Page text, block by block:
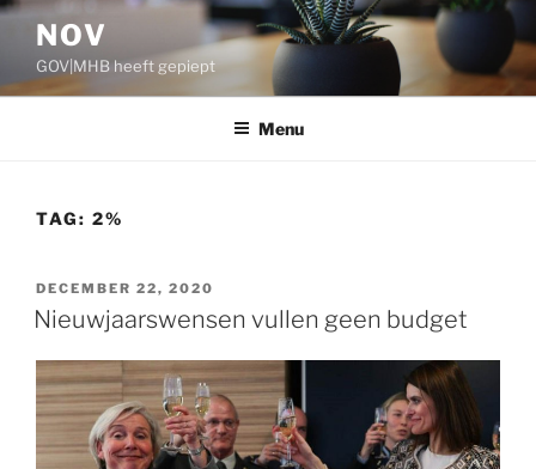
Ga
inhoud
NOV
GOV|MHB heeft gepiept
Menu
TAG: 2%
GEPLAATST
OP
DECEMBER 22, 2020
Nieuwjaarswensen vullen geen budget